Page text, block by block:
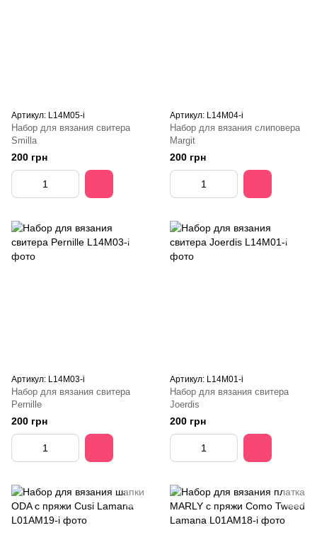
Артикул: L14M05-i
Набор для вязания свитера
Smilla
200 грн
Артикул: L14M04-i
Набор для вязания слиповера
Margit
200 грн
Артикул: L14M03-i
Набор для вязания свитера
Pernille
200 грн
Артикул: L14M01-i
Набор для вязания свитера
Joerdis
200 грн